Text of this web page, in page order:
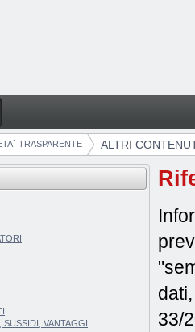
TRASPARENTE ALTRI
VANTAGGI
33/